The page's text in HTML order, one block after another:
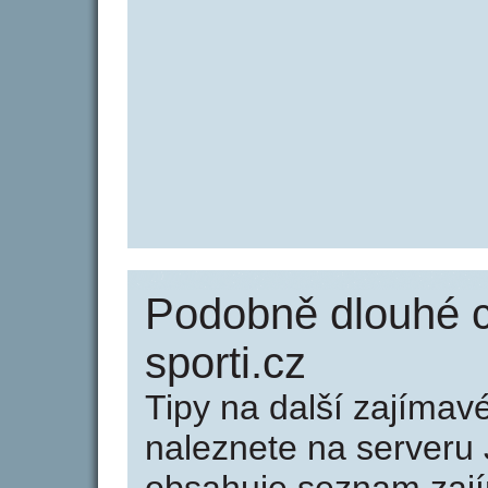
Podobně dlouhé
sporti.cz
Tipy na další
naleznete na serveru